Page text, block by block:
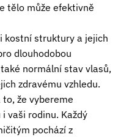
tělo může efektivně
kostní struktury a jejich
dlouhodobou
normální stav vlasů,
zdravému vzhledu.
to, že vybereme
vaši rodinu. Každý
pochází z